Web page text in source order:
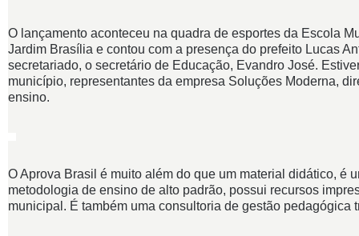
O lançamento aconteceu na quadra de esportes da Escola
Jardim Brasília e contou com a presença do prefeito Lucas
secretariado, o secretário de Educação, Evandro José.
município, representantes da empresa Soluções Moderna,
ensino.
O Aprova Brasil é muito além do que um material didático, é
metodologia de ensino de alto padrão, possui recursos
municipal. É também uma consultoria de gestão pedagógica